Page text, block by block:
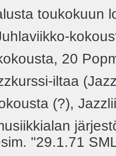
toukokuun
20
iltaa
(?),
"29.1.71